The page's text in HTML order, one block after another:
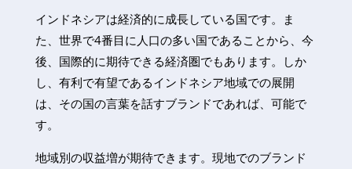
インドネシアは経済的に成長している国です。ま
た、世界で4番目に人口の多い国であることから、今
後、国際的に期待できる経済圏でもあります。しか
し、有利で有望であるインドネシア地域での展開
は、その国の言葉を話すブランドであれば、可能で
す。
地域別の収益増が期待できます。現地でのブランド